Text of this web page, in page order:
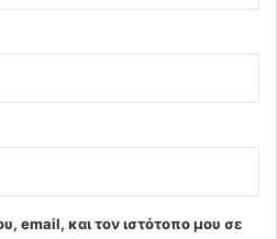
email, και τον ιστότοπο μου σε